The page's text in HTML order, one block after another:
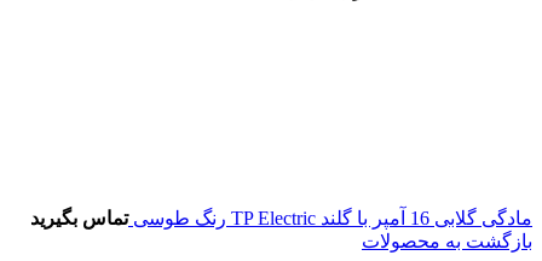
مادگی گلابی 16 آمپر با گلند TP Electric رنگ طوسی
تماس بگیرید
بازگشت به محصولات